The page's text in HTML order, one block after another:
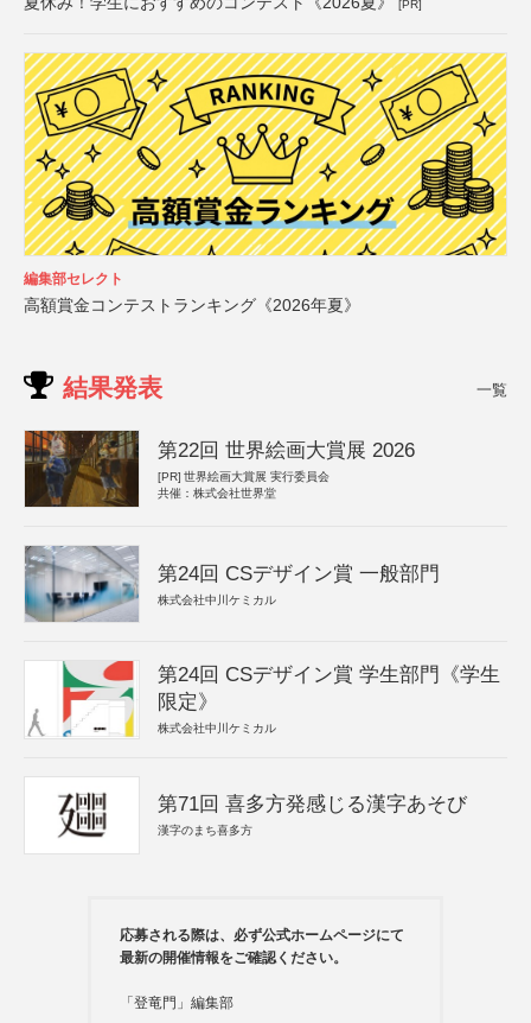
[PR]
編集部セレクト
高額賞金コンテストランキング《2026年夏》
結果発表 一覧
第22回 世界絵画大賞展 2026
[PR] 世界絵画大賞展 実行委員会
共催：株式会社世界堂
第24回 CSデザイン賞 一般部門
株式会社中川ケミカル
第24回 CSデザイン賞 学生部門《学生
限定》
株式会社中川ケミカル
第71回 喜多方発感じる漢字あそび
漢字のまち喜多方
応募される際は、必ず公式ホームページにて
最新の開催情報をご確認ください。
「登竜門」編集部